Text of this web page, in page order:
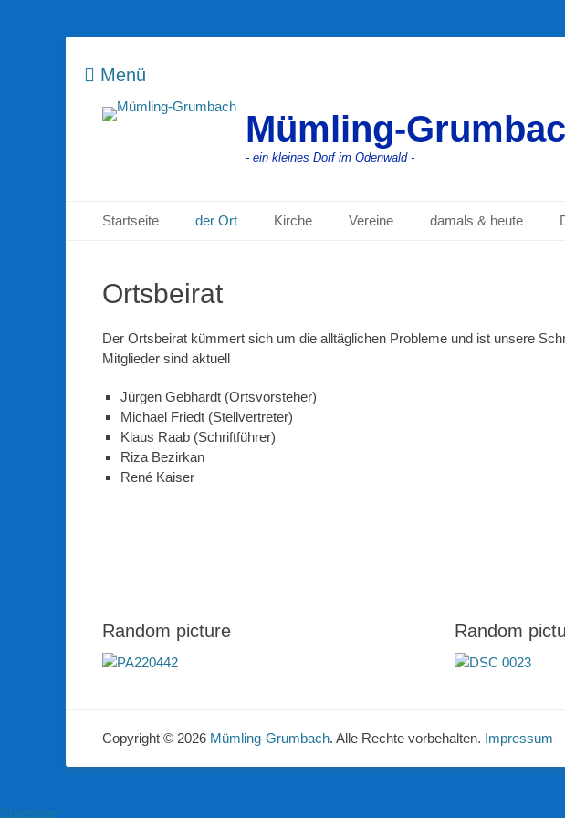
Menü
Mümling-
- ein kleines Dorf im Odenwald -
Primäres Menü
Inhalt
Startseite der Ort Kirche Vereine damals & heute
Ortsbeirat
Der Ortsbeirat kümmert sich um die alltäglichen Probleme und ist unsere
Mitglieder sind aktuell
Jürgen Gebhardt (Ortsvorsteher)
Michael Friedt (Stellvertreter)
Klaus Raab (Schriftführer)
Riza Bezirkan
René Kaiser
Random picture Random
Copyright © 2026 Mümling-Grumbach. Alle Rechte vorbehalten. Impressum
Startseite